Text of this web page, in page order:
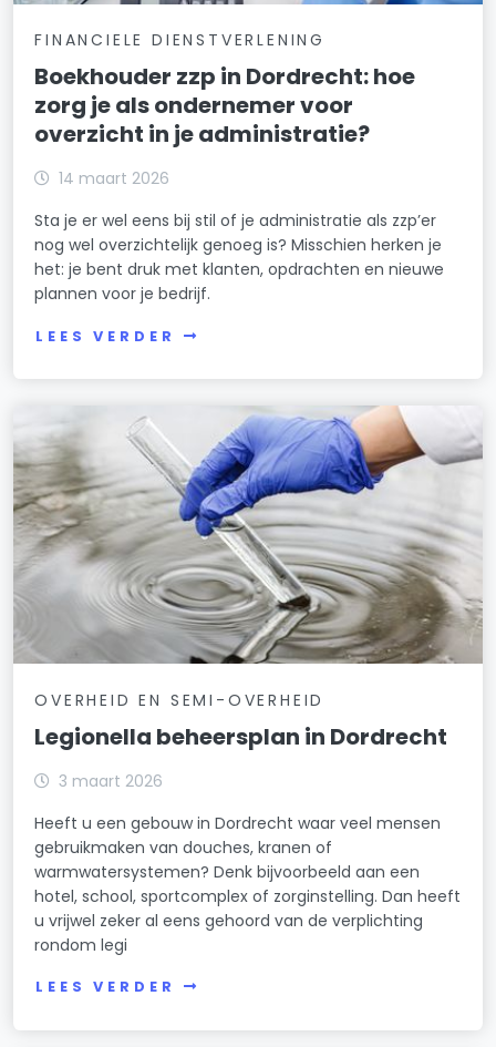
FINANCIELE DIENSTVERLENING
Boekhouder zzp in Dordrecht: hoe
zorg je als ondernemer voor
overzicht in je administratie?
14 maart 2026
Sta je er wel eens bij stil of je administratie als zzp’er
nog wel overzichtelijk genoeg is? Misschien herken je
het: je bent druk met klanten, opdrachten en nieuwe
plannen voor je bedrijf.
LEES VERDER
OVERHEID EN SEMI-OVERHEID
Legionella beheersplan in Dordrecht
3 maart 2026
Heeft u een gebouw in Dordrecht waar veel mensen
gebruikmaken van douches, kranen of
warmwatersystemen? Denk bijvoorbeeld aan een
hotel, school, sportcomplex of zorginstelling. Dan heeft
u vrijwel zeker al eens gehoord van de verplichting
rondom legi
LEES VERDER